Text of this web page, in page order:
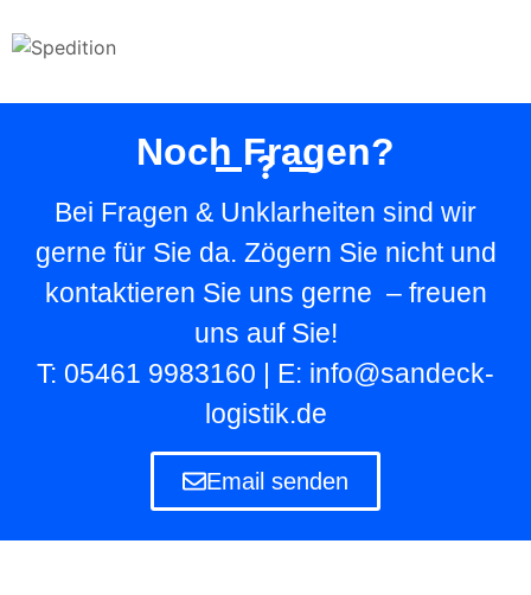
Noch Fragen?
Bei Fragen & Unklarheiten sind wir
gerne für Sie da. Zögern Sie nicht und
kontaktieren Sie uns gerne – freuen
uns auf Sie!
T: 05461 9983160 | E: info@sandeck-
logistik.de
Email senden